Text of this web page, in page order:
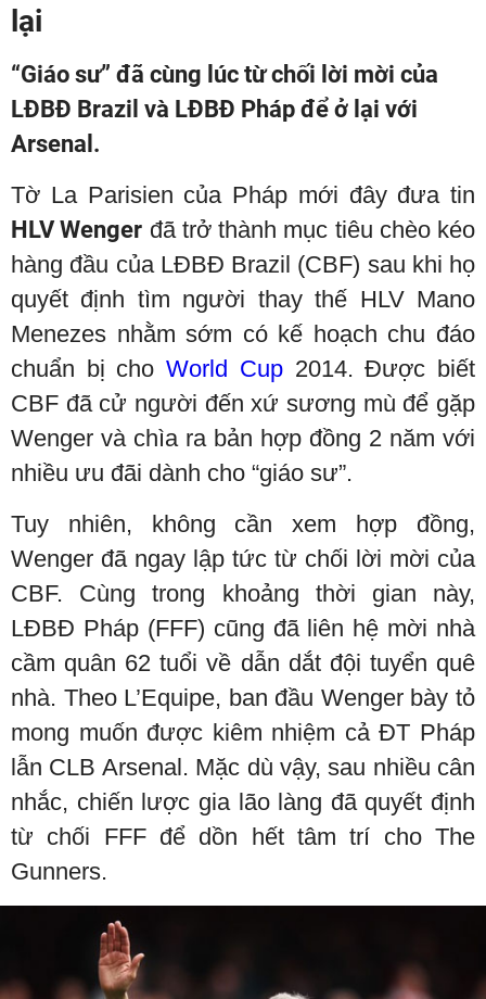
lại
“Giáo sư” đã cùng lúc từ chối lời mời của
LĐBĐ Brazil và LĐBĐ Pháp để ở lại với
Arsenal.
Tờ La Parisien của Pháp mới đây đưa tin
HLV Wenger đã trở thành mục tiêu chèo kéo
hàng đầu của LĐBĐ Brazil (CBF) sau khi họ
quyết định tìm người thay thế HLV Mano
Menezes nhằm sớm có kế hoạch chu đáo
chuẩn bị choWorld Cup2014. Được biết
CBF đã cử người đến xứ sương mù để gặp
Wenger và chìa ra bản hợp đồng 2 năm với
nhiều ưu đãi dành cho “giáo sư”.
Tuy nhiên, không cần xem hợp đồng,
Wenger đã ngay lập tức từ chối lời mời của
CBF. Cùng trong khoảng thời gian này,
LĐBĐ Pháp (FFF) cũng đã liên hệ mời nhà
cầm quân 62 tuổi về dẫn dắt đội tuyển quê
nhà. Theo L’Equipe, ban đầu Wenger bày tỏ
mong muốn được kiêm nhiệm cả ĐT Pháp
lẫn CLB Arsenal. Mặc dù vậy, sau nhiều cân
nhắc, chiến lược gia lão làng đã quyết định
từ chối FFF để dồn hết tâm trí cho The
Gunners.